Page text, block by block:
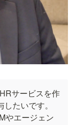
サービスを作
たいです。
やエージェン